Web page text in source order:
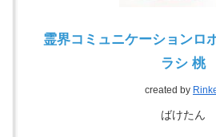
霊界コミュニケーションロ
ラシ 桃
created by
ばけたん